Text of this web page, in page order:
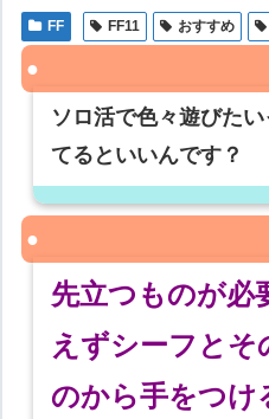
FF FF11 おすすめ
ソロ活で色々遊びた
てるといいんです？
先立つものが必
えずシーフとそ
のから手をつけ